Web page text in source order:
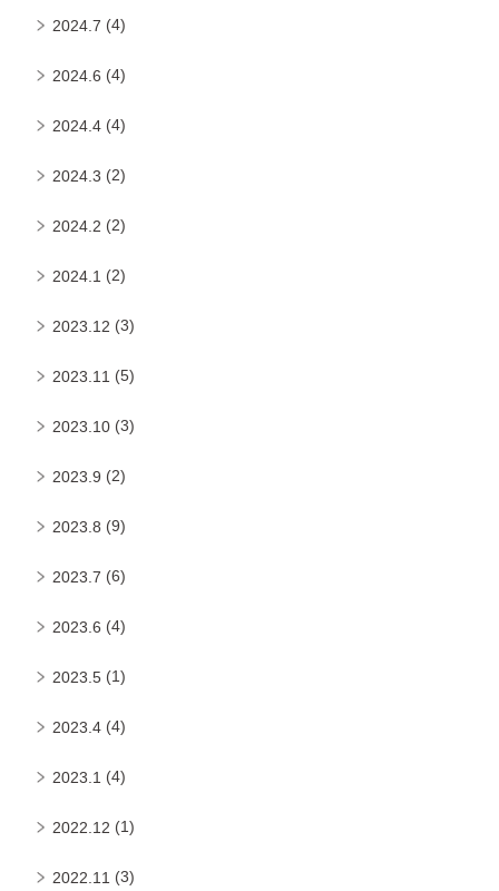
2024.7 (4)
2024.6 (4)
2024.4 (4)
2024.3 (2)
2024.2 (2)
2024.1 (2)
2023.12 (3)
2023.11 (5)
2023.10 (3)
2023.9 (2)
2023.8 (9)
2023.7 (6)
2023.6 (4)
2023.5 (1)
2023.4 (4)
2023.1 (4)
2022.12 (1)
2022.11 (3)